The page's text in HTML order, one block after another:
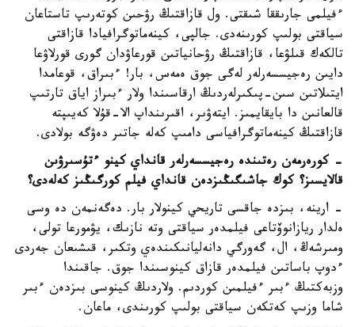
ءفيلمى جارىققا شىقتى. ول قازاقتىڭ رۋحىن كوتەرىپ تاستاعان
سياقتى بولىپ كورىنەدى. جالپى، كينەماتوگرافيادا قازاقتى
تالكەك قىلۋعا، قازاقتىڭ رۋحانياتىن قورعاۋدان گورى قورلاۋعا
دايىن رەجيسسەرلەر لەگى جوق ەمەس، بار! ءبىراق، قوعامدا
ايتىلاتىن سىن-پىكىرلەردىڭ ارقاسىندا ولار ءبىراز اياق تارتىپ
قالعانىن دا بايقايمىز. ايتەۋىر، اقىرىنداپ الا-قۇلا كەيىپتە
قازاقتىڭ كينەماتوگرافياسى دامىپ كەلە جاتىر دەۋگە بولادى.
- كورەرمەن رەتىندە رەجيسسەرلەر قانداي كينو ءتۇسىرۋىن
قالايسىز؟ كوك جاشىگىڭىزدەن قانداي فيلم كورگىڭىز كەلەدى؟
- ارينە، بىزدە جاقسى تاريحي كينولار بار. دەگەنمەن دە وسى
ەلدار ريازانوۆتاعى فيلمدەر سياقتى وتە نازىك، يۋمورعا تولى،
ومىرشەڭ، ال، گەورگي دانەليانىكىندەي وتكىر، قىشىعان جەردى
ءدوپ باساتىن فيلمدەر قازاق كينوسىندا جوق. جاقىندا
وزبەكتىڭ ءبىر ءفيلمىن كوردىم. ولاردىڭ كينوسى بىزدەن ءبىر
شاما وزىپ كەتكەن سياقتى بولىپ كورىندى، ماعان.